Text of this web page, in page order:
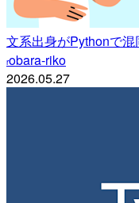
文系出身がPythonで
robara-riko
2026.05.27